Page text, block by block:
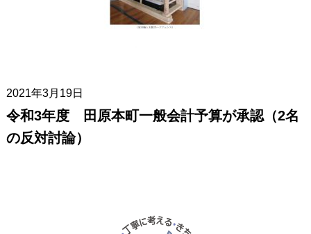
2021年3月19日
令和3年度 田原本町一般会計予算が承認（2名
の反対討論）